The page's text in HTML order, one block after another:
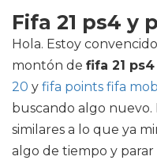
Fifa 21 ps4 y
Hola. Estoy
montón de fifa 21
20 y fifa points fifa
buscando algo nuevo.
similares a lo que ya
algo de tiempo y parar